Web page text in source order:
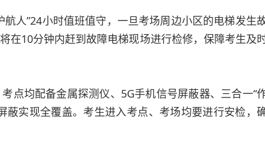
人”24小时值班值守，一旦考场周边小区的电梯发生
在10分钟内赶到故障电梯现场进行检修，保障考生及
均配备金属探测仪、5G手机信号屏蔽器、三合一“
蔽实现全覆盖。考生进入考点、考场均要进行安检，